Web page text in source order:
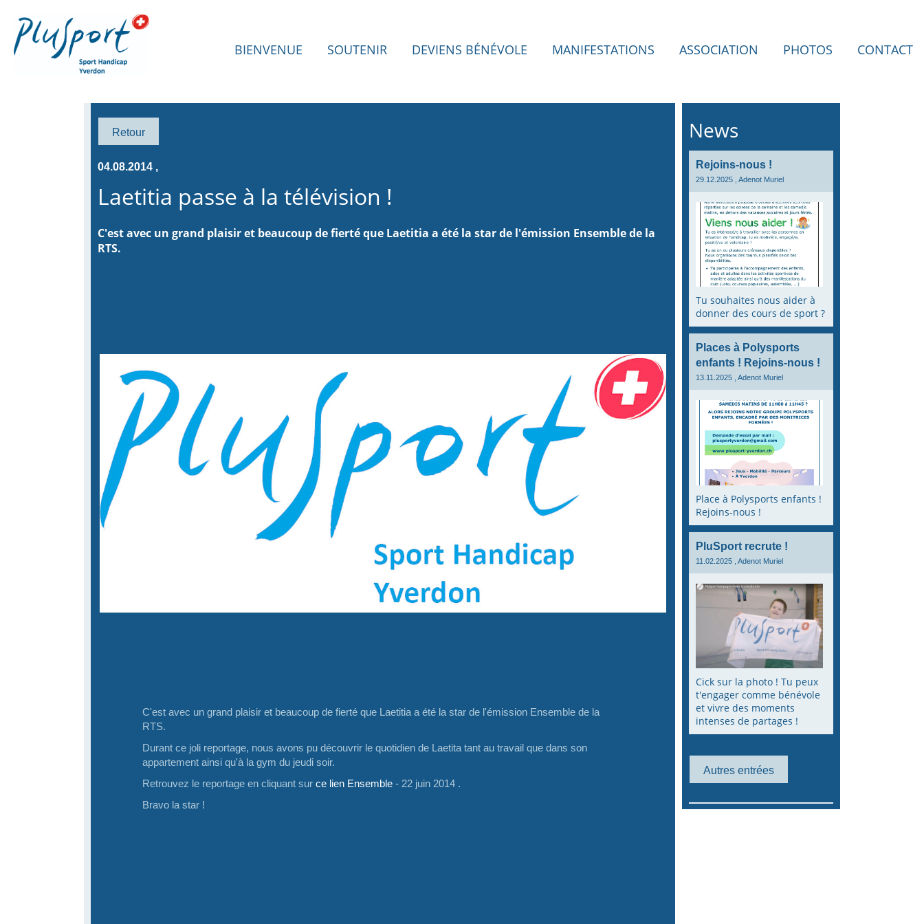
BIENVENUE SOUTENIR DEVIENS BÉNÉVOLE MANIFESTATIONS ASSOCIATION PHOTOS CONTACT
Retour
04.08.2014 ,
Laetitia passe à la télévision !
C'est avec un grand plaisir et beaucoup de fierté que Laetitia a été la star de l'émission Ensemble de la
RTS.
C'est avec un grand plaisir et beaucoup de fierté que Laetitia a été la star de l'émission Ensemble de la
RTS.
Durant ce joli reportage, nous avons pu découvrir le quotidien de Laetita tant au travail que dans son
appartement ainsi qu'à la gym du jeudi soir.
Retrouvez le reportage en cliquant sur ce lien Ensemble- 22 juin 2014 .
Bravo la star !
News
Rejoins-nous !
29.12.2025 , Adenot Muriel
Tu souhaites nous aider à
donner des cours de sport ?
Places à Polysports
enfants ! Rejoins-nous !
13.11.2025 , Adenot Muriel
Place à Polysports enfants !
Rejoins-nous !
PluSport recrute !
11.02.2025 , Adenot Muriel
Cick sur la photo ! Tu peux
t'engager comme bénévole
et vivre des moments
intenses de partages !
Autres entrées